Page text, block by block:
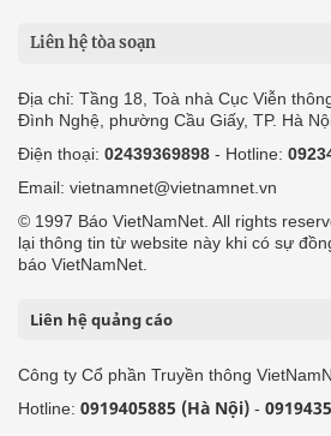
Liên hệ tòa soạn
Địa chỉ: Tầng 18, Toà nhà Cục Viễn
Đình Nghệ, phường Cầu Giấy, TP. Hà
Điện thoại: 02439369898 - Hotline:
Email: vietnamnet@vietnamnet.vn
© 1997 Báo VietNamNet. All rights
lại thông tin từ website này khi có sự
báo VietNamNet.
Liên hệ quảng cáo
Công ty Cổ phần Truyền thông
Hotline: 0919405885 (Hà Nội) -